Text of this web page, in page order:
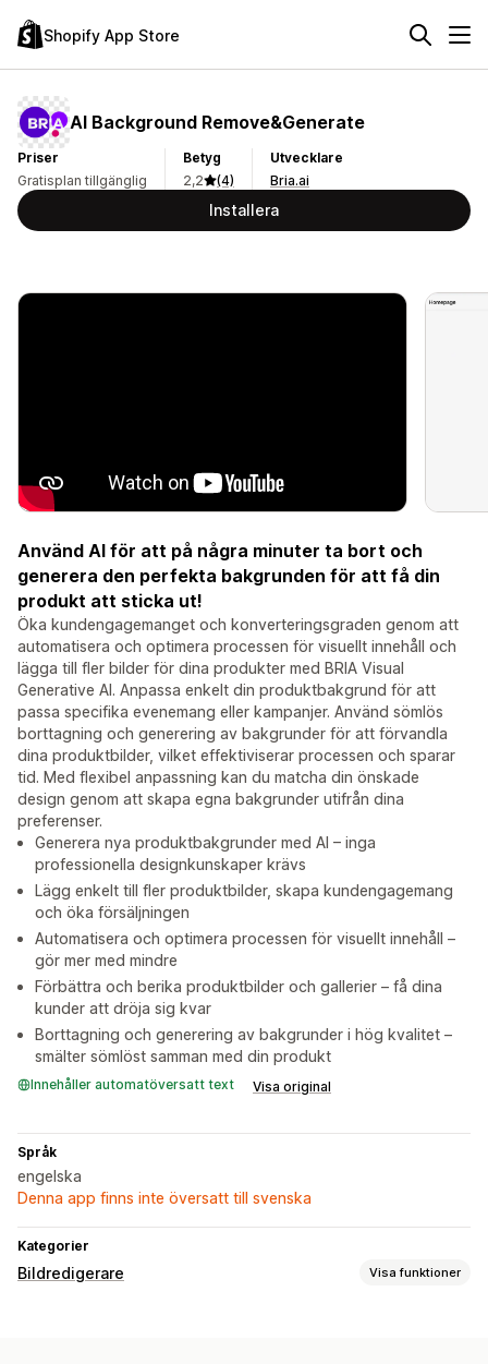
Shopify App Store
AI Background Remove&Generate
Priser
Gratisplan tillgänglig
Betyg
2,2
(4)
Utvecklare
Bria.ai
Installera
Använd AI för att på några minuter ta bort och
generera den perfekta bakgrunden för att få din
produkt att sticka ut!
Öka kundengagemanget och konverteringsgraden genom att
automatisera och optimera processen för visuellt innehåll och
lägga till fler bilder för dina produkter med BRIA Visual
Generative AI. Anpassa enkelt din produktbakgrund för att
passa specifika evenemang eller kampanjer. Använd sömlös
borttagning och generering av bakgrunder för att förvandla
dina produktbilder, vilket effektiviserar processen och sparar
tid. Med flexibel anpassning kan du matcha din önskade
design genom att skapa egna bakgrunder utifrån dina
preferenser.
Generera nya produktbakgrunder med AI – inga
professionella designkunskaper krävs
Lägg enkelt till fler produktbilder, skapa kundengagemang
och öka försäljningen
Automatisera och optimera processen för visuellt innehåll –
gör mer med mindre
Förbättra och berika produktbilder och gallerier – få dina
kunder att dröja sig kvar
Borttagning och generering av bakgrunder i hög kvalitet –
smälter sömlöst samman med din produkt
Innehåller automatöversatt text Visa original
Språk
engelska
Denna app finns inte översatt till svenska
Kategorier
Bildredigerare Visa funktioner